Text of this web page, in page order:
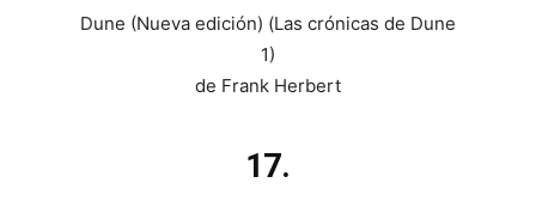
Dune (Nueva edición) (Las crónicas de Dune
1)
de Frank Herbert
17.